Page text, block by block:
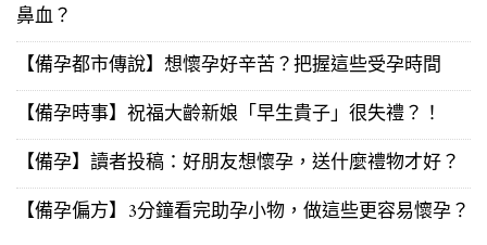
鼻血？
【備孕都市傳說】想懷孕好辛苦？把握這些受孕時間
【備孕時事】祝福大齡新娘「早生貴子」很失禮？！
【備孕】讀者投稿：好朋友想懷孕，送什麼禮物才好？
【備孕偏方】3分鐘看完助孕小物，做這些更容易懷孕？